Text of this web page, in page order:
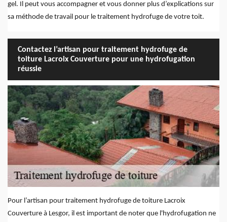
gel. Il peut vous accompagner et vous donner plus d’explications sur
sa méthode de travail pour le traitement hydrofuge de votre toit.
Contactez l’artisan pour traitement hydrofuge de
toiture Lacroix Couverture pour une hydrofugation
réussie
Pour l’artisan pour traitement hydrofuge de toiture Lacroix
Couverture à Lesgor, il est important de noter que l'hydrofugation ne